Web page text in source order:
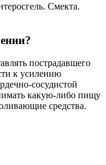
Смекта.
пострадавшего
к усилению
сосудистой
какую-либо пищу
средства.